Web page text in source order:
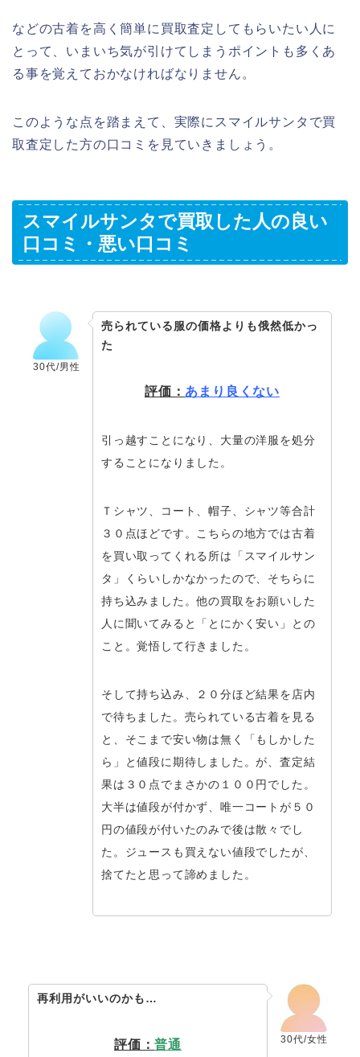
などの古着を高く簡単に買取査定してもらいたい人に
とって、いまいち気が引けてしまうポイントも多くあ
る事を覚えておかなければなりません。
このような点を踏まえて、実際にスマイルサンタで買
取査定した方の口コミを見ていきましょう。
スマイルサンタで買取した人の良い
口コミ・悪い口コミ
30代/男性
売られている服の価格よりも俄然低かっ
た
評価： あまり良くない
引っ越すことになり、大量の洋服を処分
することになりました。
Ｔシャツ、コート、帽子、シャツ等合計
３０点ほどです。こちらの地方では古着
を買い取ってくれる所は「スマイルサン
タ」くらいしかなかったので、そちらに
持ち込みました。他の買取をお願いした
人に聞いてみると「とにかく安い」との
こと。覚悟して行きました。
そして持ち込み、２０分ほど結果を店内
で待ちました。売られている古着を見る
と、そこまで安い物は無く「もしかした
ら」と値段に期待しました。が、査定結
果は３０点でまさかの１００円でした。
大半は値段が付かず、唯一コートが５０
円の値段が付いたのみで後は散々でし
た。ジュースも買えない値段でしたが、
捨てたと思って諦めました。
30代/女性
再利用がいいのかも…
評価：普通